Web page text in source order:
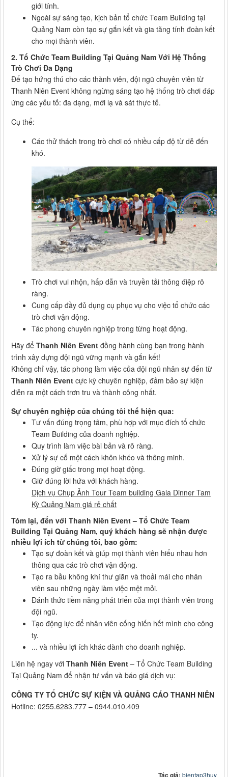
giới tính.
Ngoài sự sáng tạo, kịch bản tổ chức Team Building tại
Quảng Nam còn tạo sự gắn kết và gia tăng tính đoàn kết
cho mọi thành viên.
2. Tổ Chức Team Building Tại Quảng Nam Với Hệ Thống
Trò Chơi Đa Dạng
Để tạo hứng thú cho các thành viên, đội ngũ chuyên viên từ
Thanh Niên Event không ngừng sáng tạo hệ thống trò chơi đáp
ứng các yếu tố: đa dạng, mới lạ và sát thực tế.
Cụ thể:
Các thử thách trong trò chơi có nhiều cấp độ từ dễ đến
khó.
Trò chơi vui nhộn, hấp dẫn và truyền tải thông điệp rõ
ràng.
Cung cấp đầy đủ dụng cụ phục vụ cho việc tổ chức các
trò chơi vận động.
Tác phong chuyên nghiệp trong từng hoạt động.
Hãy để Thanh Niên Event đồng hành cùng bạn trong hành
trình xây dựng đội ngũ vững mạnh và gắn kết!
Không chỉ vậy, tác phong làm việc của đội ngũ nhân sự đến từ
Thanh Niên Event cực kỳ chuyên nghiệp, đảm bảo sự kiện
diễn ra một cách trơn tru và thành công nhất.
Sự chuyên nghiệp của chúng tôi thể hiện qua:
Tư vấn đúng trọng tâm, phù hợp với mục đích tổ chức
Team Building của doanh nghiệp.
Quy trình làm việc bài bản và rõ ràng.
Xử lý sự cố một cách khôn khéo và thông minh.
Đúng giờ giấc trong mọi hoạt động.
Giữ đúng lời hứa với khách hàng.
Dịch vụ Chụp Ảnh Tour Team building Gala Dinner Tam
Kỳ Quảng Nam giá rẻ chất
Tóm lại, đến với Thanh Niên Event – Tổ Chức Team
Building Tại Quảng Nam, quý khách hàng sẽ nhận được
nhiều lợi ích từ chúng tôi, bao gồm:
Tạo sự đoàn kết và giúp mọi thành viên hiểu nhau hơn
thông qua các trò chơi vận động.
Tạo ra bầu không khí thư giãn và thoải mái cho nhân
viên sau những ngày làm việc mệt mỏi.
Đánh thức tiềm năng phát triển của mọi thành viên trong
đội ngũ.
Tạo động lực để nhân viên cống hiến hết mình cho công
ty.
... và nhiều lợi ích khác dành cho doanh nghiệp.
Liên hệ ngay với Thanh Niên Event – Tổ Chức Team Building
Tại Quảng Nam để nhận tư vấn và báo giá dịch vụ:
CÔNG TY TỔ CHỨC SỰ KIỆN VÀ QUẢNG CÁO THANH NIÊN
Hotline: 0255.6283.777 – 0944.010.409
Tác giả: bientap3huy